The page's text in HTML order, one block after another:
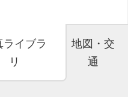
ライブラ
リ
地図・交
通